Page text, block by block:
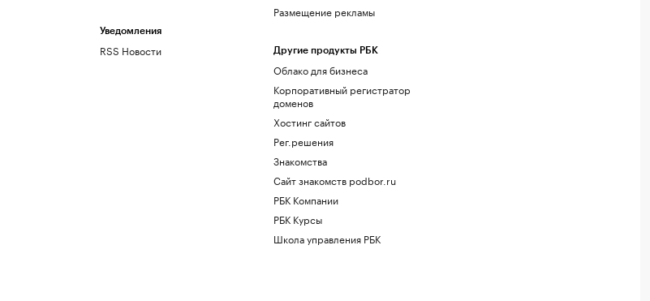
Уведомления
RSS Новости
Размещение рекламы
Другие продукты РБК
Облако для бизнеса
Корпоративный регистратор
доменов
Хостинг сайтов
Рег.решения
Знакомства
Сайт знакомств podbor.ru
РБК Компании
РБК Курсы
Школа управления РБК